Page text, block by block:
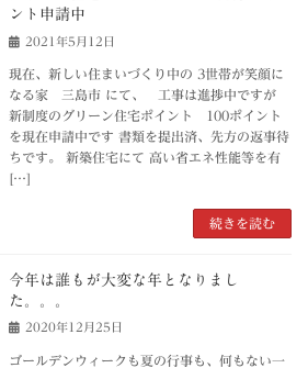
ント申請中
2021年5月12日
現在、新しい住まいづくり中の 3世帯が笑顔に
なる家 三島市 にて、 工事は進捗中ですが
新制度のグリーン住宅ポイント 100ポイント
を現在申請中です 書類を提出済、先方の返事待
ちです。 新築住宅にて 高い省エネ性能等を有
[…]
続きを読む
今年は誰もが大変な年となりまし
た。。。
2020年12月25日
ゴールデンウィークも夏の行事も、何もない一